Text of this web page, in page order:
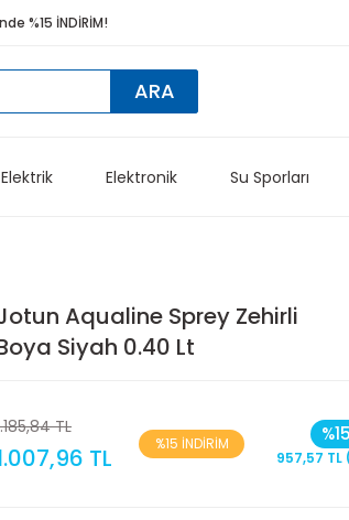
%15 İNDİRİM!
ARA
Elektrik Elektronik Su Sporları
Aqualine Sprey Zehirli
Siyah 0.40 Lt
TL
TL %15 İNDİRİM
957,57